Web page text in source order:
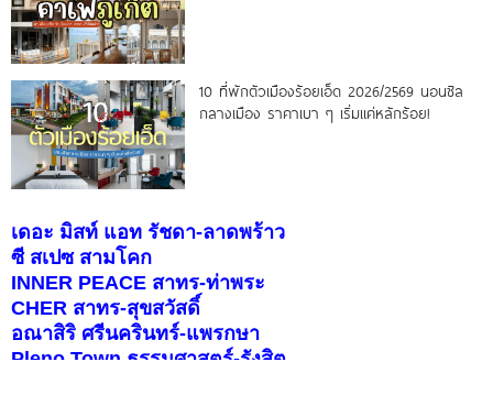
10 ที่พักตัวเมืองร้อยเอ็ด 2026/2569 นอนชิล
กลางเมือง ราคาเบา ๆ เริ่มแค่หลักร้อย!
เดอะ มิสท์ แอท รัชดา-ลาดพร้าว
ซี สเปซ สามโคก
INNER PEACE สาทร-ท่าพระ
CHER สาทร-สุขสวัสดิ์
อณาสิริ ศรีนครินทร์-แพรกษา
Pleno Town ธรรมศาสตร์-รังสิต